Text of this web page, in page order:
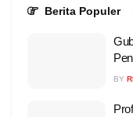
Berita Populer
BY